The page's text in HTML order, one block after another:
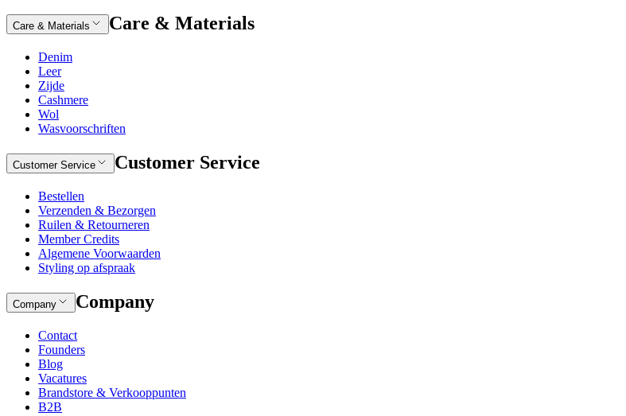
Care & Materials Care & Materials
Denim
Leer
Zijde
Cashmere
Wol
Wasvoorschriften
Customer Service Customer Service
Bestellen
Verzenden & Bezorgen
Ruilen & Retourneren
Member Credits
Algemene Voorwaarden
Styling op afspraak
Company Company
Contact
Founders
Blog
Vacatures
Brandstore & Verkooppunten
B2B